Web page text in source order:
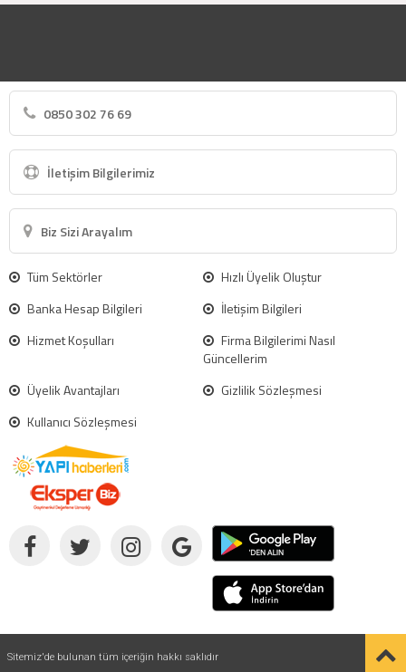
0850 302 76 69
İletişim Bilgilerimiz
Biz Sizi Arayalım
Tüm Sektörler
Hızlı Üyelik Oluştur
Banka Hesap Bilgileri
İletişim Bilgileri
Hizmet Koşulları
Firma Bilgilerimi Nasıl
Güncellerim
Üyelik Avantajları
Gizlilik Sözleşmesi
Kullanıcı Sözleşmesi
Sitemiz'de bulunan tüm içeriğin hakkı saklıdır